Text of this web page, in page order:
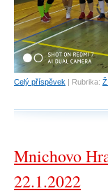
Celý příspěvek | Rubrika:
Mnichovo
22.1.2022